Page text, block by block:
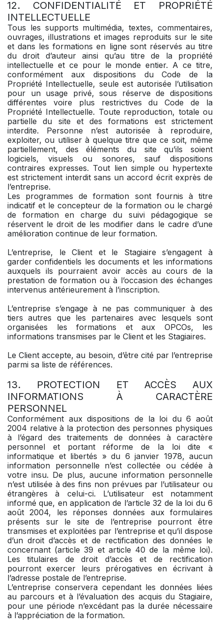
12. CONFIDENTIALITÉ ET PROPRIÉTÉ
INTELLECTUELLE
Tous les supports multimédia, textes, commentaires,
ouvrages, illustrations et images reproduits sur le site
et dans les formations en ligne sont réservés au titre
du droit d’auteur ainsi qu’au titre de la propriété
intellectuelle et ce pour le monde entier. A ce titre,
conformément aux dispositions du Code de la
Propriété Intellectuelle, seule est autorisée l’utilisation
pour un usage privé, sous réserve de dispositions
différentes voire plus restrictives du Code de la
Propriété Intellectuelle. Toute reproduction, totale ou
partielle du site et des formations est strictement
interdite. Personne n’est autorisée à reproduire,
exploiter, ou utiliser à quelque titre que ce soit, même
partiellement, des éléments du site qu’ils soient
logiciels, visuels ou sonores, sauf dispositions
contraires expresses. Tout lien simple ou hypertexte
est strictement interdit sans un accord écrit exprès de
l’entreprise.
Les programmes de formation sont fournis à titre
indicatif et le concepteur de la formation ou le chargé
de formation en charge du suivi pédagogique se
réservent le droit de les modifier dans le cadre d’une
amélioration continue de leur formation.
L’entreprise, le Client et le Stagiaire s’engagent à
garder confidentiels les documents et les informations
auxquels ils pourraient avoir accès au cours de la
prestation de formation ou à l’occasion des échanges
intervenus antérieurement à l’inscription.
L’entreprise s’engage à ne pas communiquer à des
tiers autres que les partenaires avec lesquels sont
organisées les formations et aux OPCOs, les
informations transmises par le Client et les Stagiaires.
Le Client accepte, au besoin, d’être cité par l’entreprise
parmi sa liste de références.
13. PROTECTION ET ACCÈS AUX
INFORMATIONS À CARACTÈRE
PERSONNEL
Conformément aux dispositions de la loi du 6 août
2004 relative à la protection des personnes physiques
à l’égard des traitements de données à caractère
personnel et portant réforme de la loi dite «
informatique et libertés » du 6 janvier 1978, aucun
information personnelle n’est collectée ou cédée à
votre insu. De plus, aucune information personnelle
n’est utilisée à des fins non prévues par l’utilisateur ou
étrangères à celui-ci. L’utilisateur est notamment
informé que, en application de l’article 32 de la loi du 6
août 2004, les réponses données aux formulaires
présents sur le site de l’entreprise pourront être
transmises et exploitées par l’entreprise et qu’il dispose
d’un droit d’accès et de rectification des données le
concernant (article 39 et article 40 de la même loi).
Les titulaires de droit d’accès et de rectification
pourront exercer leurs prérogatives en écrivant à
l’adresse postale de l’entreprise.
L’entreprise conservera cependant les données liées
au parcours et à l’évaluation des acquis du Stagiaire,
pour une période n’excédant pas la durée nécessaire
à l’appréciation de la formation.